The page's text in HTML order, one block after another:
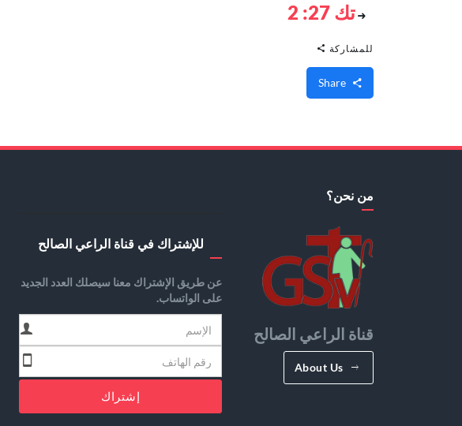
تك 27: 2
للمشاركة
من نحن؟
قناة الراعي الصالح
About Us
للإشتراك في قناة الراعي الصالح
عن طريق الإشتراك معنا سيصلك العدد الجديد
على الواتساب.
إشتراك